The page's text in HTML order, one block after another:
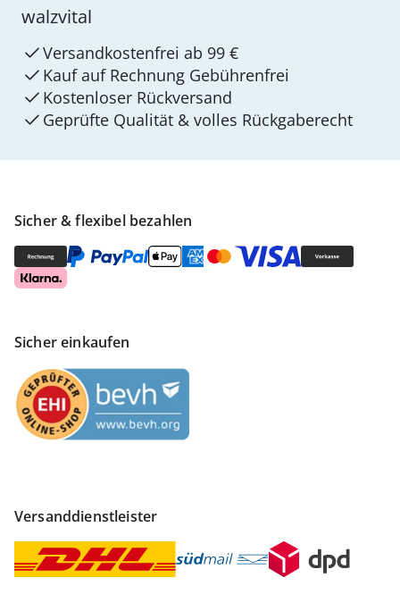
Sicher & flexibel bezahlen
Sicher einkaufen
Versanddienstleister
walzvital
Versandkostenfrei ab 99 €
Kauf auf Rechnung Gebührenfrei
Kostenloser Rückversand
Geprüfte Qualität & volles Rückgaberecht